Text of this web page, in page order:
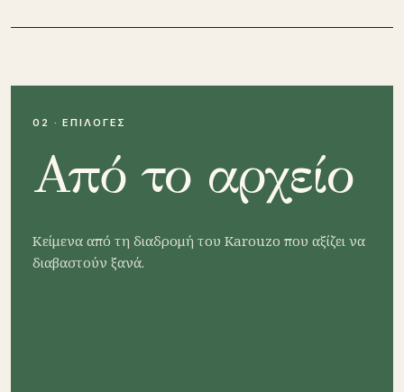
02 · ΕΠΙΛΟΓΕΣ
Από το αρχείο
Κείμενα από τη διαδρομή του Karouzo που αξίζει να
διαβαστούν ξανά.